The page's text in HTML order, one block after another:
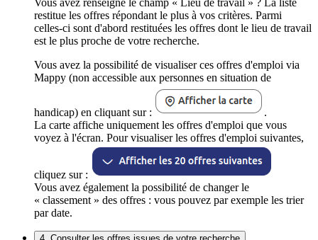
restitue les offres répondant le plus à vos critères. Parmi
celles-ci sont d'abord restituées les offres dont le lieu de travail
est le plus proche de votre recherche.
Vous avez la possibilité de visualiser ces offres d'emploi via
Mappy (non accessible aux personnes en situation de
handicap) en cliquant sur :
.
La carte affiche uniquement les offres d'emploi que vous
voyez à l'écran. Pour visualiser les offres d'emploi suivantes,
cliquez sur :
Vous avez également la possibilité de changer le
« classement » des offres : vous pouvez par exemple les trier
par date.